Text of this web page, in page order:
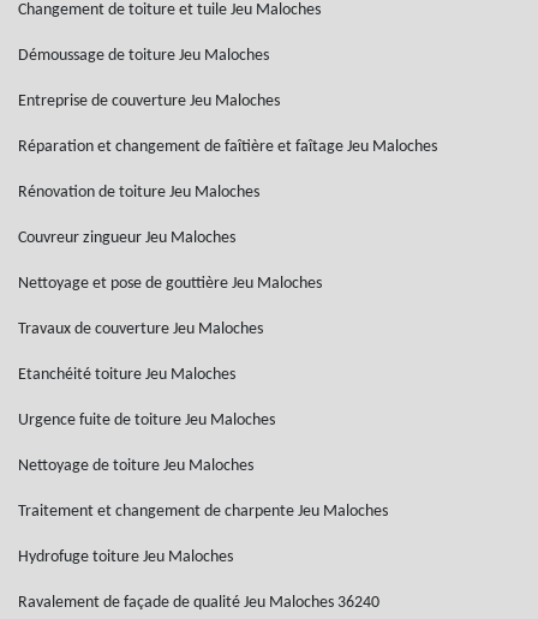
Changement de toiture et tuile Jeu Maloches
Démoussage de toiture Jeu Maloches
Entreprise de couverture Jeu Maloches
Réparation et changement de faîtière et faîtage Jeu Maloches
Rénovation de toiture Jeu Maloches
Couvreur zingueur Jeu Maloches
Nettoyage et pose de gouttière Jeu Maloches
Travaux de couverture Jeu Maloches
Etanchéité toiture Jeu Maloches
Urgence fuite de toiture Jeu Maloches
Nettoyage de toiture Jeu Maloches
Traitement et changement de charpente Jeu Maloches
Hydrofuge toiture Jeu Maloches
Ravalement de façade de qualité Jeu Maloches 36240